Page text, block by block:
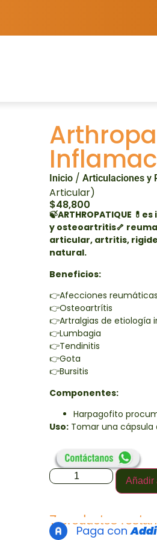
Inicio / Articulaciones y
Articular)
$48,800
🍃ARTHROPATIQUE
y osteoartritis🦴
articular, artritis,
natural.
Beneficios:
👉Afecciones
👉Osteoartrítis
👉Artralgias de etiología
👉Lumbagia
👉Tendinitis
👉Gota
👉Bursitis
Componentes:
Harpagofito
Uso: Tomar una cápsula
Añadir
7 productos
Paga conAddi